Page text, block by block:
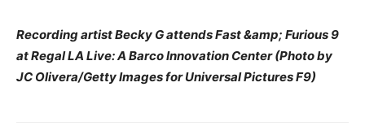
Recording artist Becky G attends Fast &amp; Furious 9
at Regal LA Live: A Barco Innovation Center (Photo by
JC Olivera/Getty Images for Universal Pictures F9)